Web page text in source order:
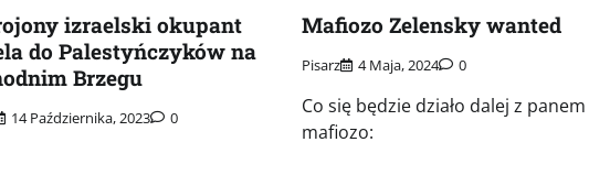
izraelski okupant
do Palestyńczyków na
Brzegu
14 Października, 2023 0
Mafiozo Zelensky wanted
Pisarz 4 Maja, 2024 0
Co się będzie działo dalej z panem
mafiozo: